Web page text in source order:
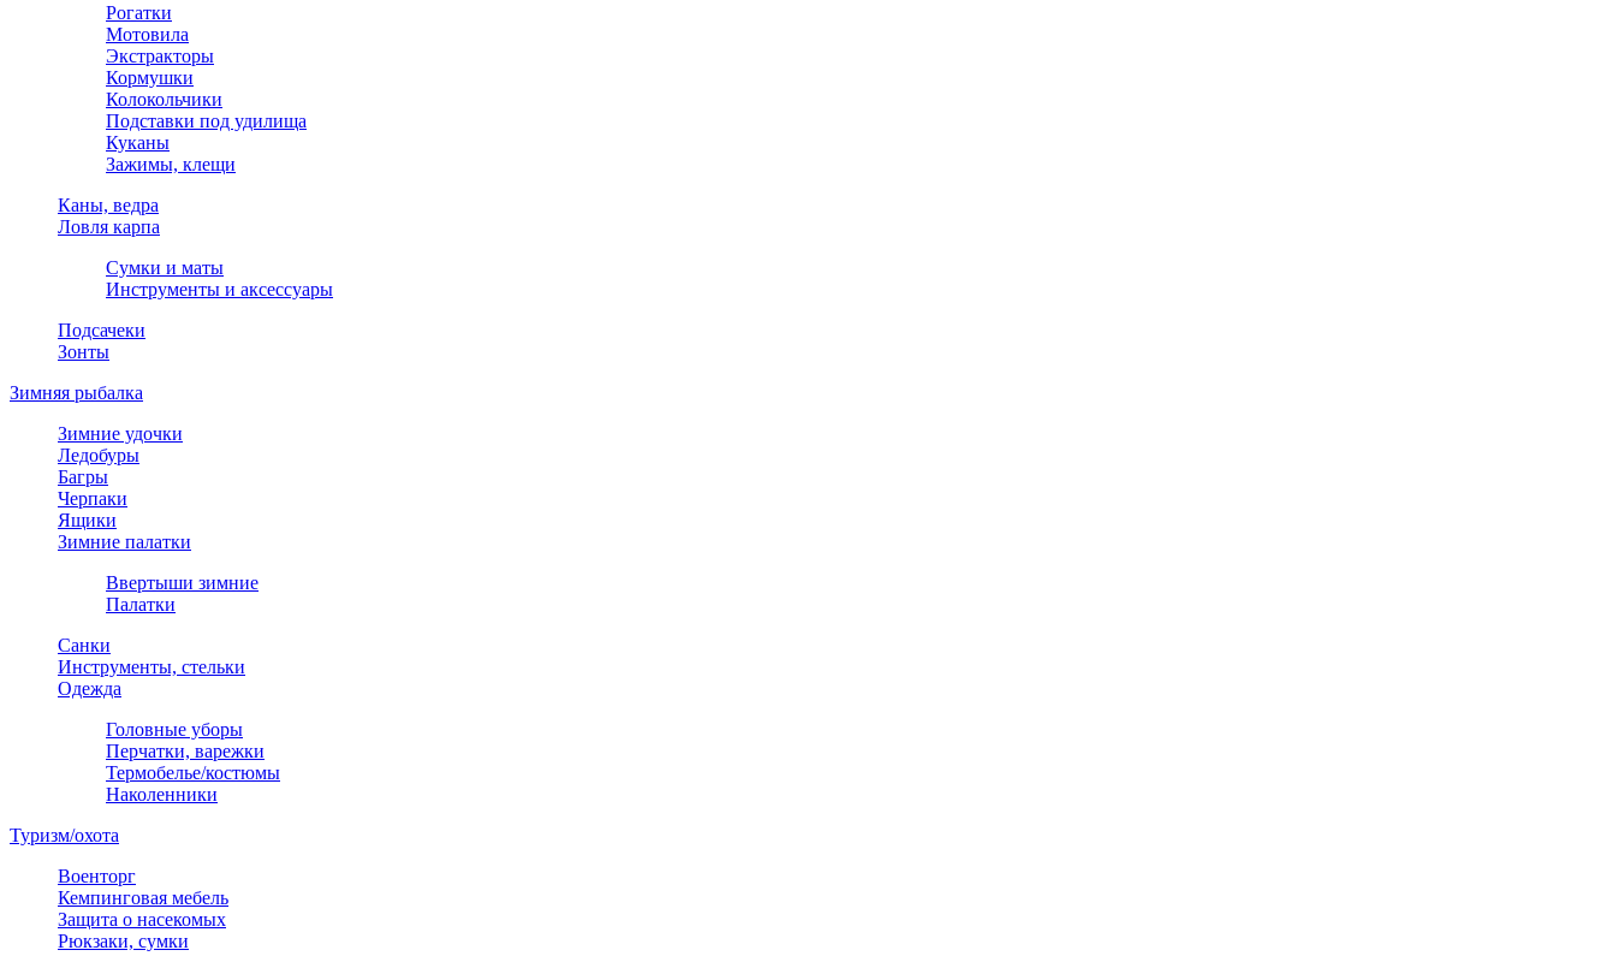
Рогатки
Мотовила
Экстракторы
Кормушки
Колокольчики
Подставки под удилища
Куканы
Зажимы, клещи
Каны, ведра
Ловля карпа
Сумки и маты
Инструменты и аксессуары
Подсачеки
Зонты
Зимняя рыбалка
Зимние удочки
Ледобуры
Багры
Черпаки
Ящики
Зимние палатки
Ввертыши зимние
Палатки
Санки
Инструменты, стельки
Одежда
Головные уборы
Перчатки, варежки
Термобелье/костюмы
Наколенники
Туризм/охота
Военторг
Кемпинговая мебель
Защита о насекомых
Рюкзаки, сумки